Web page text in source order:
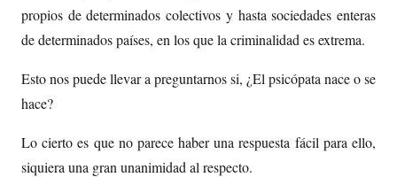
propios de determinados colectivos y hasta sociedades enteras
de determinados países, en los que la criminalidad es extrema.
Esto nos puede llevar a preguntarnos si, ¿El psicópata nace o se
hace?
Lo cierto es que no parece haber una respuesta fácil para ello,
siquiera una gran unanimidad al respecto.